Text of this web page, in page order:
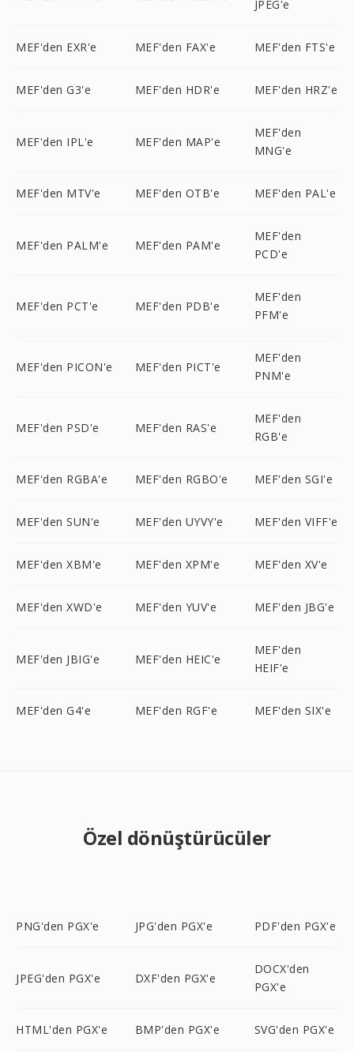
JPEG'e
MEF'den EXR'e MEF'den FAX'e MEF'den FTS'e
MEF'den G3'e MEF'den HDR'e MEF'den HRZ'e
MEF'den IPL'e MEF'den MAP'e
MEF'den
MNG'e
MEF'den MTV'e MEF'den OTB'e MEF'den PAL'e
MEF'den PALM'e MEF'den PAM'e
MEF'den
PCD'e
MEF'den PCT'e MEF'den PDB'e
MEF'den
PFM'e
MEF'den PICON'e MEF'den PICT'e
MEF'den
PNM'e
MEF'den PSD'e MEF'den RAS'e
MEF'den
RGB'e
MEF'den RGBA'e MEF'den RGBO'e MEF'den SGI'e
MEF'den SUN'e MEF'den UYVY'e MEF'den VIFF'e
MEF'den XBM'e MEF'den XPM'e MEF'den XV'e
MEF'den XWD'e MEF'den YUV'e MEF'den JBG'e
MEF'den JBIG'e MEF'den HEIC'e
MEF'den
HEIF'e
MEF'den G4'e MEF'den RGF'e MEF'den SIX'e
Özel dönüştürücüler
PNG'den PGX'e JPG'den PGX'e PDF'den PGX'e
JPEG'den PGX'e DXF'den PGX'e
DOCX'den
PGX'e
HTML'den PGX'e BMP'den PGX'e SVG'den PGX'e